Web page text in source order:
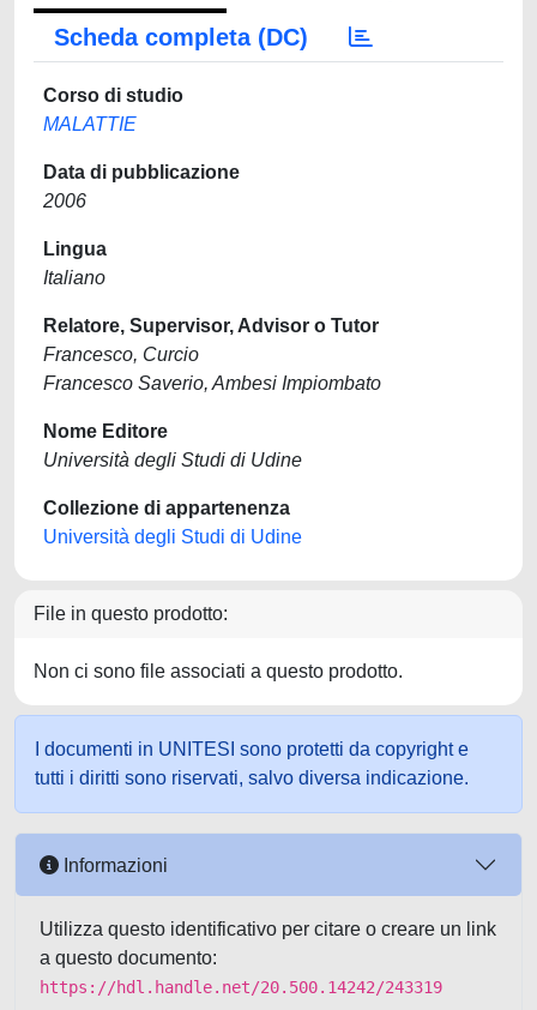
Scheda completa (DC)
Corso di studio
MALATTIE
Data di pubblicazione
2006
Lingua
Italiano
Relatore, Supervisor, Advisor o Tutor
Francesco, Curcio
Francesco Saverio, Ambesi Impiombato
Nome Editore
Università degli Studi di Udine
Collezione di appartenenza
Università degli Studi di Udine
File in questo prodotto:
Non ci sono file associati a questo prodotto.
I documenti in UNITESI sono protetti da copyright e
tutti i diritti sono riservati, salvo diversa indicazione.
Informazioni
Utilizza questo identificativo per citare o creare un link
a questo documento:
https://hdl.handle.net/20.500.14242/243319